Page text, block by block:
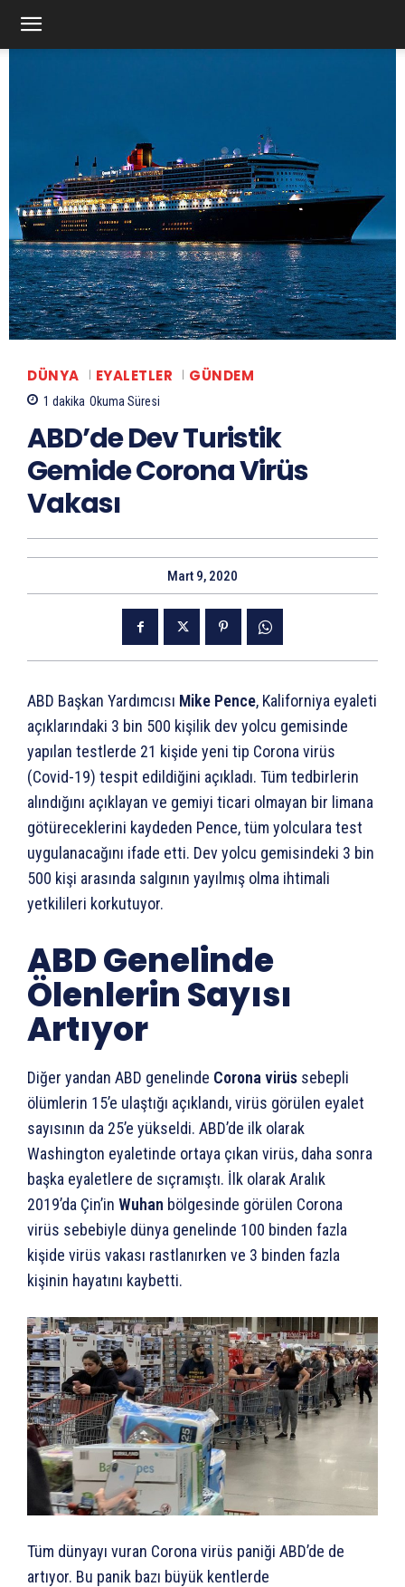
DÜNYA EYALETLER GÜNDEM
1 dakika Okuma Süresi
ABD’de Dev Turistik
Gemide Corona Virüs
Vakası
Mart 9, 2020
ABD Başkan Yardımcısı Mike Pence, Kaliforniya eyaleti
açıklarındaki 3 bin 500 kişilik dev yolcu gemisinde
yapılan testlerde 21 kişide yeni tip Corona virüs
(Covid-19) tespit edildiğini açıkladı. Tüm tedbirlerin
alındığını açıklayan ve gemiyi ticari olmayan bir limana
götüreceklerini kaydeden Pence, tüm yolculara test
uygulanacağını ifade etti. Dev yolcu gemisindeki 3 bin
500 kişi arasında salgının yayılmış olma ihtimali
yetkilileri korkutuyor.
ABD Genelinde
Ölenlerin Sayısı
Artıyor
Diğer yandan ABD genelinde Corona virüs sebepli
ölümlerin 15’e ulaştığı açıklandı, virüs görülen eyalet
sayısının da 25’e yükseldi. ABD’de ilk olarak
Washington eyaletinde ortaya çıkan virüs, daha sonra
başka eyaletlere de sıçramıştı. İlk olarak Aralık
2019’da Çin’in Wuhan bölgesinde görülen Corona
virüs sebebiyle dünya genelinde 100 binden fazla
kişide virüs vakası rastlanırken ve 3 binden fazla
kişinin hayatını kaybetti.
Tüm dünyayı vuran Corona virüs paniği ABD’de de
artıyor. Bu panik bazı büyük kentlerde